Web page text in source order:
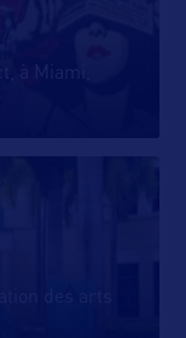
à Miami,
des arts